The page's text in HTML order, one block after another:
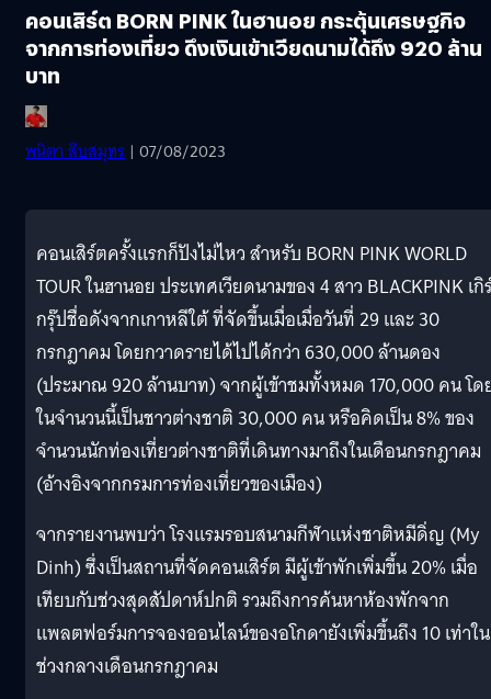
คอนเสิร์ต BORN PINK ในฮานอย กระตุ้นเศรษฐกิจ
จากการท่องเที่ยว ดึงเงินเข้าเวียดนามได้ถึง 920 ล้าน
บาท
พนิตา สืบสมุทร | 07/08/2023
คอนเสิร์ตครั้งแรกก็ปังไม่ไหว สำหรับ BORN PINK WORLD
TOUR ในฮานอย ประเทศเวียดนามของ 4 สาว BLACKPINK เกิ
กรุ๊ปชื่อดังจากเกาหลีใต้ ที่จัดขึ้นเมื่อเมื่อวันที่ 29 และ 30
กรกฎาคม โดยกวาดรายได้ไปได้กว่า 630,000 ล้านดอง
(ประมาณ 920 ล้านบาท) จากผู้เข้าชมทั้งหมด 170,000 คน โด
ในจำนวนนี้เป็นชาวต่างชาติ 30,000 คน หรือคิดเป็น 8% ของ
จำนวนนักท่องเที่ยวต่างชาติที่เดินทางมาถึงในเดือนกรกฎาคม
(อ้างอิงจากกรมการท่องเที่ยวของเมือง)
จากรายงานพบว่า โรงแรมรอบสนามกีฬาแห่งชาติหมีดิ่ญ (My
Dinh) ซึ่งเป็นสถานที่จัดคอนเสิร์ต มีผู้เข้าพักเพิ่มขึ้น 20% เมื่อ
เทียบกับช่วงสุดสัปดาห์ปกติ รวมถึงการค้นหาห้องพักจาก
แพลตฟอร์มการจองออนไลน์ของอโกดายังเพิ่มขึ้นถึง 10 เท่าใน
ช่วงกลางเดือนกรกฎาคม